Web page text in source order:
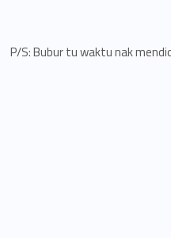
P/S: Bubur tu waktu nak